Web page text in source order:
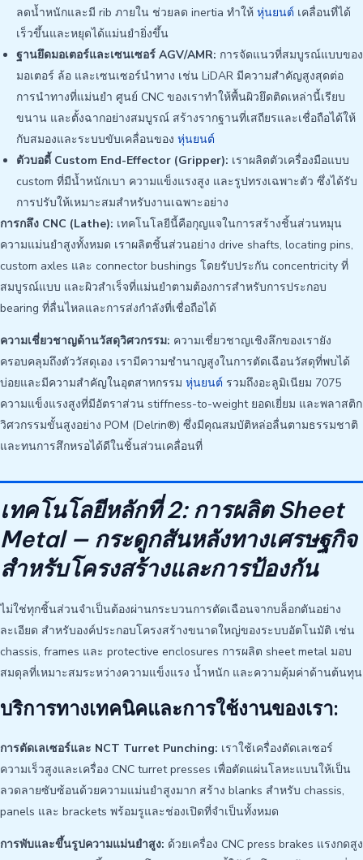
ลดน้ำหนักและมี rib ภายใน ช่วยลด inertia ทำให้ หุ่นยนต์ เคลื่อนที่ได้
เร็วขึ้นและหยุดได้แม่นยำยิ่งขึ้น
ฐานยึดมอเตอร์และเซนเซอร์ AGV/AMR: การจัดแนวที่สมบูรณ์แบบของ
มอเตอร์ ล้อ และเซนเซอร์นำทาง เช่น LiDAR มีความสำคัญสูงสุดต่อ
การนำทางที่แม่นยำ ศูนย์ CNC ของเราทำให้พื้นผิวยึดติดเหล่านี้เรียบ
ขนาน และตั้งฉากอย่างสมบูรณ์ สร้างรากฐานที่เสถียรและเชื่อถือได้ให้
กับสมองและระบบขับเคลื่อนของ หุ่นยนต์
ตัวบอดี้ Custom End-Effector (Gripper): เราผลิตตัวเครื่องมือแบบ
custom ที่มีน้ำหนักเบา ความแข็งแรงสูง และรูปทรงเฉพาะตัว ซึ่งได้รับ
การปรับให้เหมาะสมสำหรับงานเฉพาะอย่าง
การกลึง CNC (Lathe): เทคโนโลยีนี้คือกุญแจในการสร้างชิ้นส่วนหมุน
ความแม่นยำสูงทั้งหมด เราผลิตชิ้นส่วนอย่าง drive shafts, locating pins,
custom axles และ connector bushings โดยรับประกัน concentricity ที่
สมบูรณ์แบบ และผิวสำเร็จที่แม่นยำตามต้องการสำหรับการประกอบ
bearing ที่ลื่นไหลและการส่งกำลังที่เชื่อถือได้
ความเชี่ยวชาญด้านวัสดุวิศวกรรม: ความเชี่ยวชาญเชิงลึกของเรายัง
ครอบคลุมถึงตัววัสดุเอง เรามีความชำนาญสูงในการตัดเฉือนวัสดุที่พบได้
บ่อยและมีความสำคัญในอุตสาหกรรม หุ่นยนต์ รวมถึงอะลูมิเนียม 7075
ความแข็งแรงสูงที่มีอัตราส่วน stiffness-to-weight ยอดเยี่ยม และพลาสติก
วิศวกรรมขั้นสูงอย่าง POM (Delrin®) ซึ่งมีคุณสมบัติหล่อลื่นตามธรรมชาติ
และทนการสึกหรอได้ดีในชิ้นส่วนเคลื่อนที่
เทคโนโลยีหลักที่ 2: การผลิต Sheet
Metal — กระดูกสันหลังทางเศรษฐกิจ
สำหรับโครงสร้างและการป้องกัน
ไม่ใช่ทุกชิ้นส่วนจำเป็นต้องผ่านกระบวนการตัดเฉือนจากบล็อกตันอย่าง
ละเอียด สำหรับองค์ประกอบโครงสร้างขนาดใหญ่ของระบบอัตโนมัติ เช่น
chassis, frames และ protective enclosures การผลิต sheet metal มอบ
สมดุลที่เหมาะสมระหว่างความแข็งแรง น้ำหนัก และความคุ้มค่าด้านต้นทุน
บริการทางเทคนิคและการใช้งานของเรา:
การตัดเลเซอร์และ NCT Turret Punching: เราใช้เครื่องตัดเลเซอร์
ความเร็วสูงและเครื่อง CNC turret presses เพื่อตัดแผ่นโลหะแบนให้เป็น
ลวดลายซับซ้อนด้วยความแม่นยำสูงมาก สร้าง blanks สำหรับ chassis,
panels และ brackets พร้อมรูและช่องเปิดที่จำเป็นทั้งหมด
การพับและขึ้นรูปความแม่นยำสูง: ด้วยเครื่อง CNC press brakes แรงกดสูง